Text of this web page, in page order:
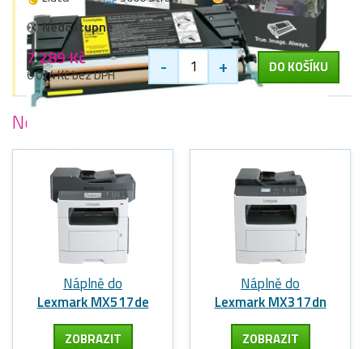
Nedostupné
7 289 Kč
6 024 Kč bez DPH - + DO KOŠÍKU
Nejoblíbenější
Náplně do
Lexmark MX517de
ZOBRAZIT
Náplně do
Lexmark MX317dn
ZOBRAZIT